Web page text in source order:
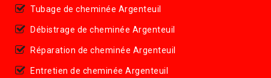
Tubage de cheminée Argenteuil
Débistrage de cheminée Argenteuil
Réparation de cheminée Argenteuil
Entretien de cheminée Argenteuil